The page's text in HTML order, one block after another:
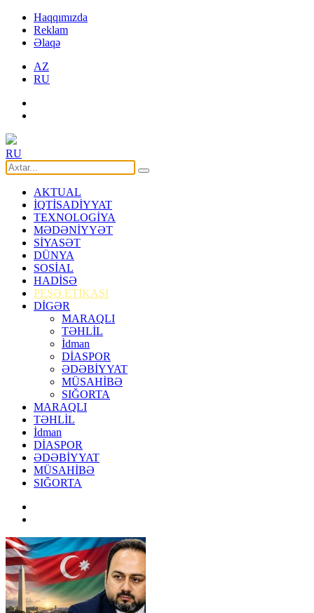
Haqqımızda
Reklam
Əlaqə
AZ
RU
RU
AKTUAL
İQTİSADİYYAT
TEXNOLOGİYA
MƏDƏNİYYƏT
SİYASƏT
DÜNYA
SOSİAL
HADİSƏ
PEŞƏ ETİKASI
DİGƏR
MARAQLI
TƏHLİL
İdman
DİASPOR
ƏDƏBİYYAT
MÜSAHİBƏ
SIĞORTA
MARAQLI
TƏHLİL
İdman
DİASPOR
ƏDƏBİYYAT
MÜSAHİBƏ
SIĞORTA